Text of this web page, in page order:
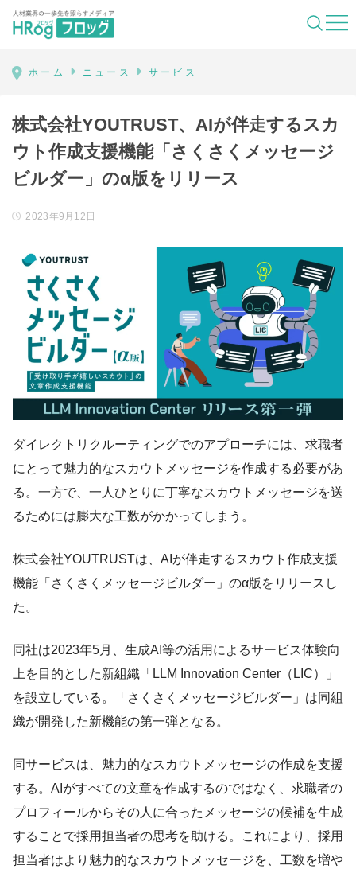
HRog | 人材業界の一歩先を照らすメディ
ホーム ニュース サービス
株式会社YOUTRUST、AIが伴走するスカ
ウト作成支援機能「さくさくメッセージ
ビルダー」のα版をリリース
2023年9月12日
ダイレクトリクルーティングでのアプローチには、求職者
にとって魅力的なスカウトメッセージを作成する必要があ
る。一方で、一人ひとりに丁寧なスカウトメッセージを送
るためには膨大な工数がかかってしまう。
株式会社YOUTRUSTは、AIが伴走するスカウト作成支援
機能「さくさくメッセージビルダー」のα版をリリースし
た。
同社は2023年5月、生成AI等の活用によるサービス体験向
上を目的とした新組織「LLM Innovation Center（LIC）」
を設立している。「さくさくメッセージビルダー」は同組
織が開発した新機能の第一弾となる。
同サービスは、魅力的なスカウトメッセージの作成を支援
する。AIがすべての文章を作成するのではなく、求職者の
プロフィールからその人に合ったメッセージの候補を生成
することで採用担当者の思考を助ける。これにより、採用
担当者はより魅力的なスカウトメッセージを、工数を増や